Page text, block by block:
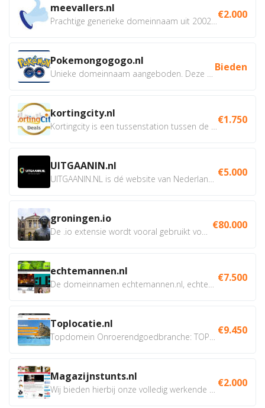
meevallers.nl €2.000
Pokemongogogo.nl Bieden
kortingcity.nl €1.750
UITGAANIN.nl €5.000
groningen.io €80.000
echtemannen.nl €7.500
Toplocatie.nl €9.450
Magazijnstunts.nl €2.000